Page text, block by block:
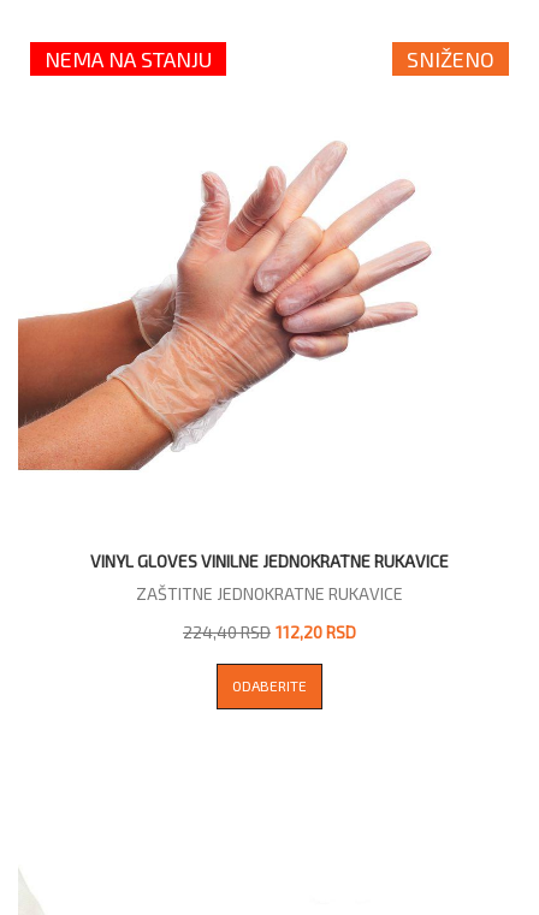
NEMA NA STANJU SNIŽENO
VINYL GLOVES VINILNE JEDNOKRATNE RUKAVICE
ZAŠTITNE JEDNOKRATNE RUKAVICE
224,40 RSD 112,20 RSD
ODABERITE